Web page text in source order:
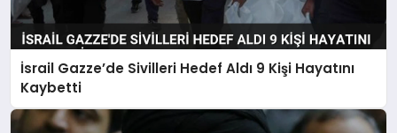
İsrail Gazze’de Sivilleri Hedef Aldı 9 Kişi Hayatını
Kaybetti